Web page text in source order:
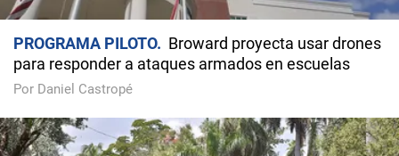
PROGRAMA PILOTO
Broward proyecta usar drones
para responder a ataques armados en escuelas
Por Daniel Castropé